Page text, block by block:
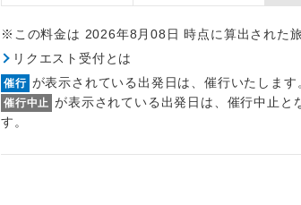
※この料金は 2026年8月08日 時点に算出された旅
リクエスト受付とは
催行 が表示されている出発日は、催行いたします
催行中止 が表示されている出発日は、催行中止と
す。
1名様催行
2名様催行
1名様1室同代金